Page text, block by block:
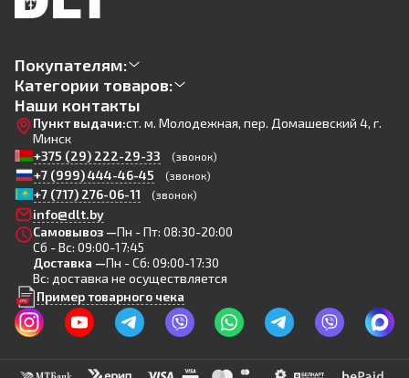
Покупателям:
Категории товаров:
Наши контакты
Пункт выдачи:ст. м. Молодежная, пер. Домашевский 4, г.
Минск
+375 (29) 222-29-33
(звонок)
+7 (999) 444-46-45 (звонок)
+7 (717) 276-06-11 (звонок)
info@dlt.by
Самовывоз —Пн - Пт: 08:30-20:00
Сб - Вс: 09:00-17:45
Доставка —Пн - Сб: 09:00-17:30
Вс: доставка не осуществляется
Пример товарного чека